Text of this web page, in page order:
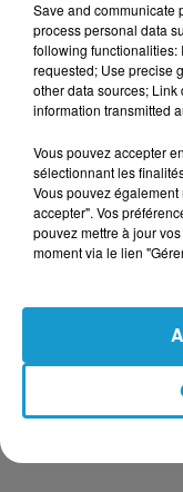
du dépôt de
vous souhaitez
votre
TITRES
Save and communicate
process personal data
following functionalities:
requested; Use precise
other data sources;
information transmitted
Vous pouvez accepter
sélectionnant les
Vous pouvez
accepter". Vos
pouvez mettre à jour
moment via le lien